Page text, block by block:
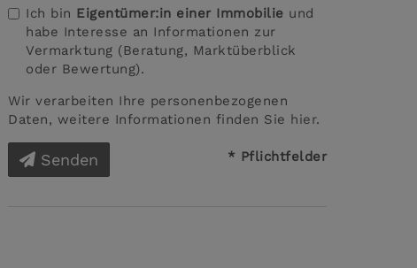
Ich bin Eigentümer:in einer Immobilie und
habe Interesse an Informationen zur
Vermarktung (Beratung, Marktüberblick
oder Bewertung).
Wir verarbeiten Ihre personenbezogenen
Daten, weitere Informationen finden Sie hier.
Senden * Pflichtfelder